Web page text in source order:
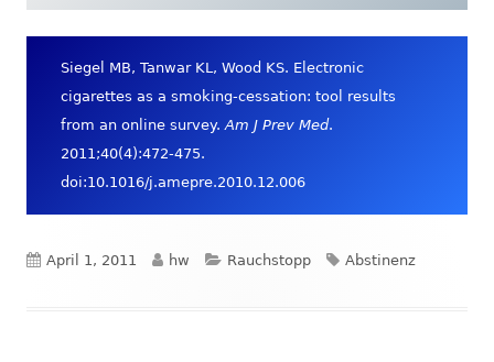
Fenster
Siegel MB, Tanwar KL, Wood KS. Electronic
cigarettes as a smoking-cessation: tool results
from an online survey. Am J Prev Med.
2011;40(4):472-475.
doi:10.1016/j.amepre.2010.12.006
Veröffentlicht
April 1, 2011 Autor
hw Kategorien
Rauchstopp Schlagwörter
Abstinenz